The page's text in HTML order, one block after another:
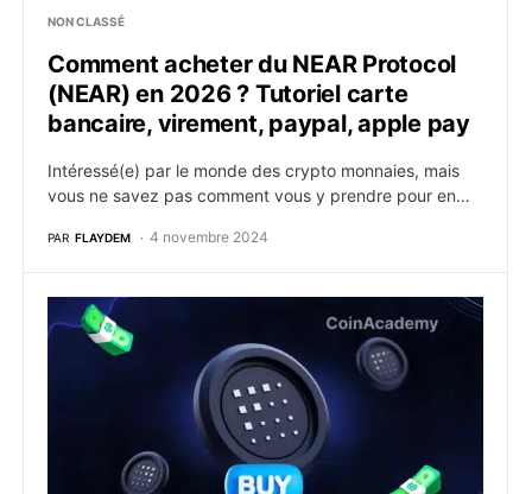
NON CLASSÉ
Comment acheter du NEAR Protocol
(NEAR) en 2026 ? Tutoriel carte
bancaire, virement, paypal, apple pay
Intéressé(e) par le monde des crypto monnaies, mais
vous ne savez pas comment vous y prendre pour en…
PAR FLAYDEM 4 novembre 2024
Comment acheter du Artificial Superintelligence